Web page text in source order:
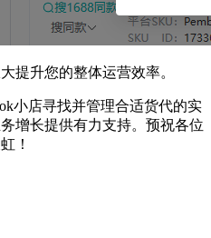
提升您的整体运营效率。
小店寻找并管理合适货代的实
增长提供有力支持。预祝各位
！